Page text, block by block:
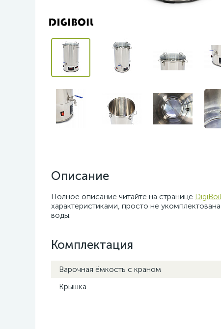
Описание
Полное описание читайте на странице
характеристиками, просто не
воды.
Комплектация
Варочная ёмкость с краном
Крышка